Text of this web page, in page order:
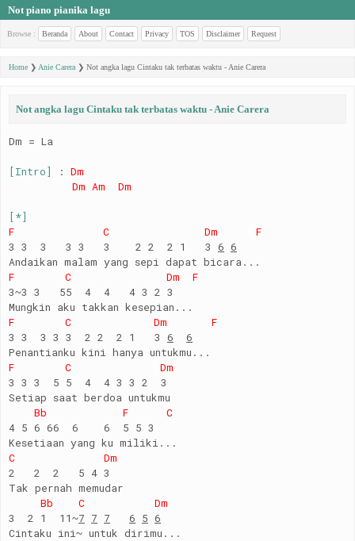
Not piano pianika lagu
Browse : Beranda About Contact Privacy TOS Disclaimer Request
Home ❯ Anie Carera ❯ Not angka lagu Cintaku tak terbatas waktu - Anie Carera
Not angka lagu Cintaku tak terbatas waktu - Anie Carera
Dm = La
[Intro] : Dm
Dm Am Dm
[*]
F C Dm F
3 3 3 3 3 3 2 2 2 1 3 6 6
Andaikan malam yang sepi dapat bicara...
F C Dm F
3~3 3 55 4 4 4 3 2 3
Mungkin aku takkan kesepian...
F C Dm F
3 3 3 3 3 2 2 2 1 3 6
6
Penantianku kini hanya untukmu...
F C Dm
3 3 3 5 5 4 4 3 3 2 3
Setiap saat berdoa untukmu
Bb F C
4 5 6 66 6 6 5 5 3
Kesetiaan yang ku miliki...
C Dm
2 2 2 5 4 3
Tak pernah memudar
Bb C Dm
3 2 1 11~7 7 7 6 5 6
Cintaku ini~ untuk dirimu...